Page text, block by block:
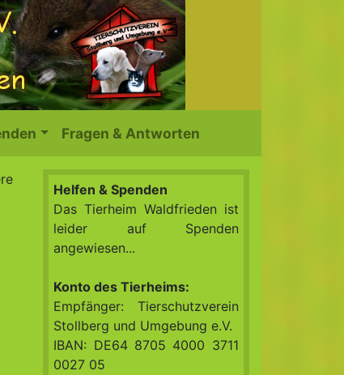
Fragen & Antworten
Helfen & Spenden
Das Tierheim Waldfrieden ist
leider auf Spenden
angewiesen...
Konto des Tierheims:
Empfänger: Tierschutzverein
Stollberg und Umgebung e.V.
IBAN: DE64 8705 4000 3711
0027 05